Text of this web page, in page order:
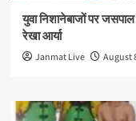
युवा निशानेबाजों पर
रेखा आर्या
Janmat Live August